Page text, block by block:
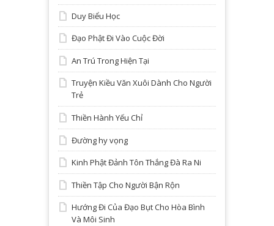
Duy Biểu Học
Đạo Phật Đi Vào Cuộc Đời
An Trú Trong Hiện Tại
Truyện Kiều Văn Xuôi Dành Cho Người
Trẻ
Thiền Hành Yếu Chỉ
Đường hy vọng
Kinh Phật Đảnh Tôn Thắng Đà Ra Ni
Thiền Tập Cho Người Bận Rộn
Hướng Đi Của Đạo Bụt Cho Hòa Bình
Và Môi Sinh